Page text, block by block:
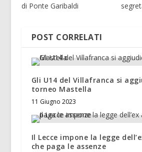
di Ponte Garibaldi
POST CORRELATI
Gli U14 del Villafranca si
torneo Mastella
11 Giugno 2023
Il Lecce impone la legge
che paga le assenze